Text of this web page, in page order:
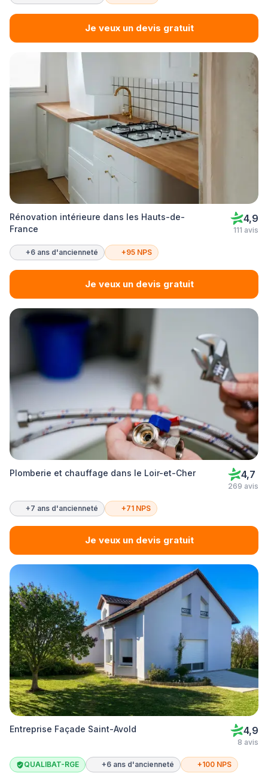
Je veux un devis gratuit
Rénovation intérieure dans les Hauts-de-
France
4,9
111 avis
+6 ans d'ancienneté +95 NPS
Je veux un devis gratuit
Plomberie et chauffage dans le Loir-et-Cher 4,7
269 avis
+7 ans d'ancienneté +71 NPS
Je veux un devis gratuit
Entreprise Façade Saint-Avold 4,9
8 avis
QUALIBAT-RGE +6 ans d'ancienneté +100 NPS